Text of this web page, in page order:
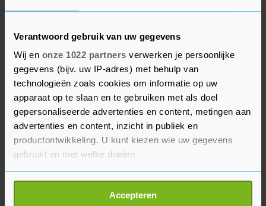
Verantwoord gebruik van uw gegevens
Wij en onze 1022 partners verwerken je persoonlijke
gegevens (bijv. uw IP-adres) met behulp van
technologieën zoals cookies om informatie op uw
apparaat op te slaan en te gebruiken met als doel
gepersonaliseerde advertenties en content, metingen aan
advertenties en content, inzicht in publiek en
productontwikkeling. U kunt kiezen wie uw gegevens
gebruikt en met welke doelen.
Als u het toestaat, willen we ook graag:
Informatie verzamelen over uw geografische
Accepteren